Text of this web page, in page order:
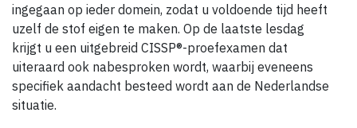
ingegaan op ieder domein, zodat u voldoende tijd heeft
uzelf de stof eigen te maken. Op de laatste lesdag
krijgt u een uitgebreid CISSP®-proefexamen dat
uiteraard ook nabesproken wordt, waarbij eveneens
specifiek aandacht besteed wordt aan de Nederlandse
situatie.